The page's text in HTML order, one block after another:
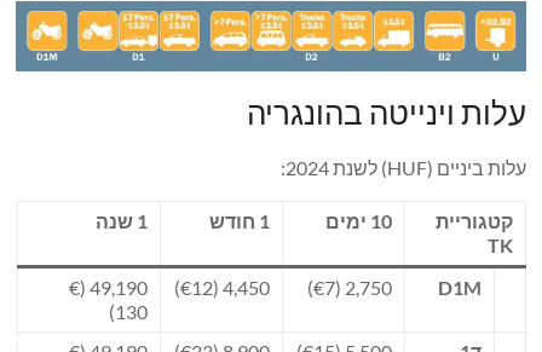
עלות וינייטה בהונגריה
עלות ביניים (HUF) לשנת 2024:
קטגוריית
TK
10 ימים 1 חודש 1 שנה
D1M
2,750 (€7)
4,450 (€12)
49,190 (€
130)